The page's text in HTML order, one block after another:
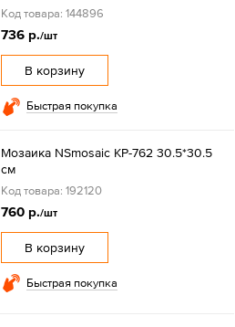
Код товара: 144896
736 р./шт
В корзину
Быстрая покупка
Мозаика NSmosaic KP-762 30.5*30.5
см
Код товара: 192120
760 р./шт
В корзину
Быстрая покупка